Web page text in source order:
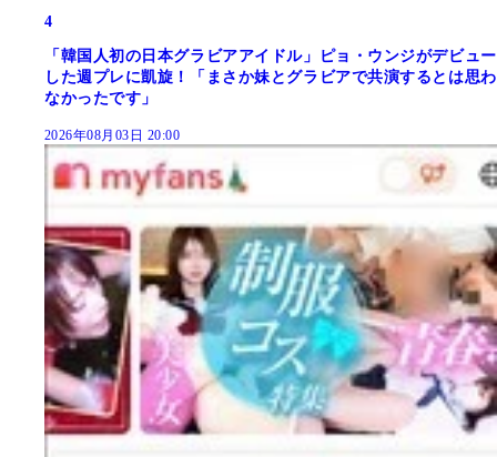
4
「韓国人初の日本グラビアアイドル」ピョ・ウンジがデビュー
した週プレに凱旋！「まさか妹とグラビアで共演するとは思わ
なかったです」
2026年08月03日 20:00